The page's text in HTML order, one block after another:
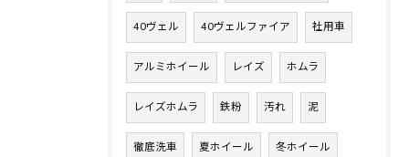
40ヴェル 40ヴェルファイア 社用車
アルミホイール レイズ ホムラ
レイズホムラ 鉄粉 汚れ 泥
徹底洗車 夏ホイール 冬ホイール